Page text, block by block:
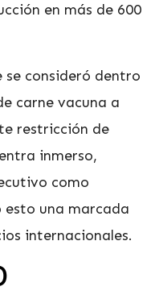
en más de 600
se consideró dentro
carne vacuna a
restricción de
inmerso,
como
una marcada
internacionales.